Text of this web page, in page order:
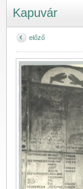
Kapuvár
előző